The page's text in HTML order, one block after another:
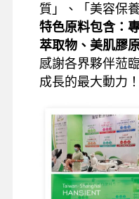
質」、「美容保
特色原料包含：
萃取物、美肌膠
感謝各界夥伴蒞
成長的最大動力！